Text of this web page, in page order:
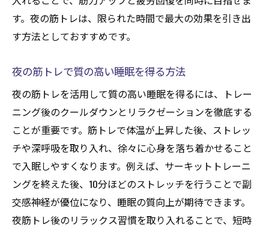
す。夜の筋トレは、限られた時間で最大の効果を引き出
す方法としておすすめです。
夜の筋トレで質の高い睡眠を得る方法
夜の筋トレを活用して質の高い睡眠を得るには、トレー
ニング後のクールダウンとリラクゼーションを徹底する
ことが重要です。筋トレで体温が上昇した後、ストレッ
チや深呼吸を取り入れ、徐々に心身を落ち着かせること
で入眠しやすくなります。例えば、サーキットトレーニ
ングを終えた後、10分ほどのストレッチを行うことで副
交感神経が優位になり、睡眠の質向上が期待できます。
夜筋トレ後のリラックス習慣を取り入れることで、短時